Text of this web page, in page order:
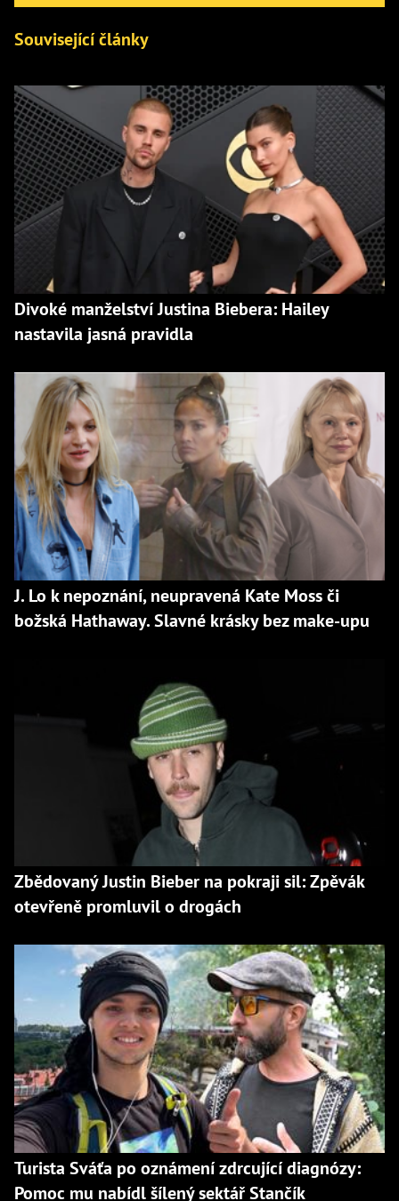
Související články
Divoké manželství Justina Biebera: Hailey
nastavila jasná pravidla
J. Lo k nepoznání, neupravená Kate Moss či
božská Hathaway. Slavné krásky bez make-upu
Zbědovaný Justin Bieber na pokraji sil: Zpěvák
otevřeně promluvil o drogách
Turista Sváťa po oznámení zdrcující diagnózy:
Pomoc mu nabídl šílený sektář Stančík